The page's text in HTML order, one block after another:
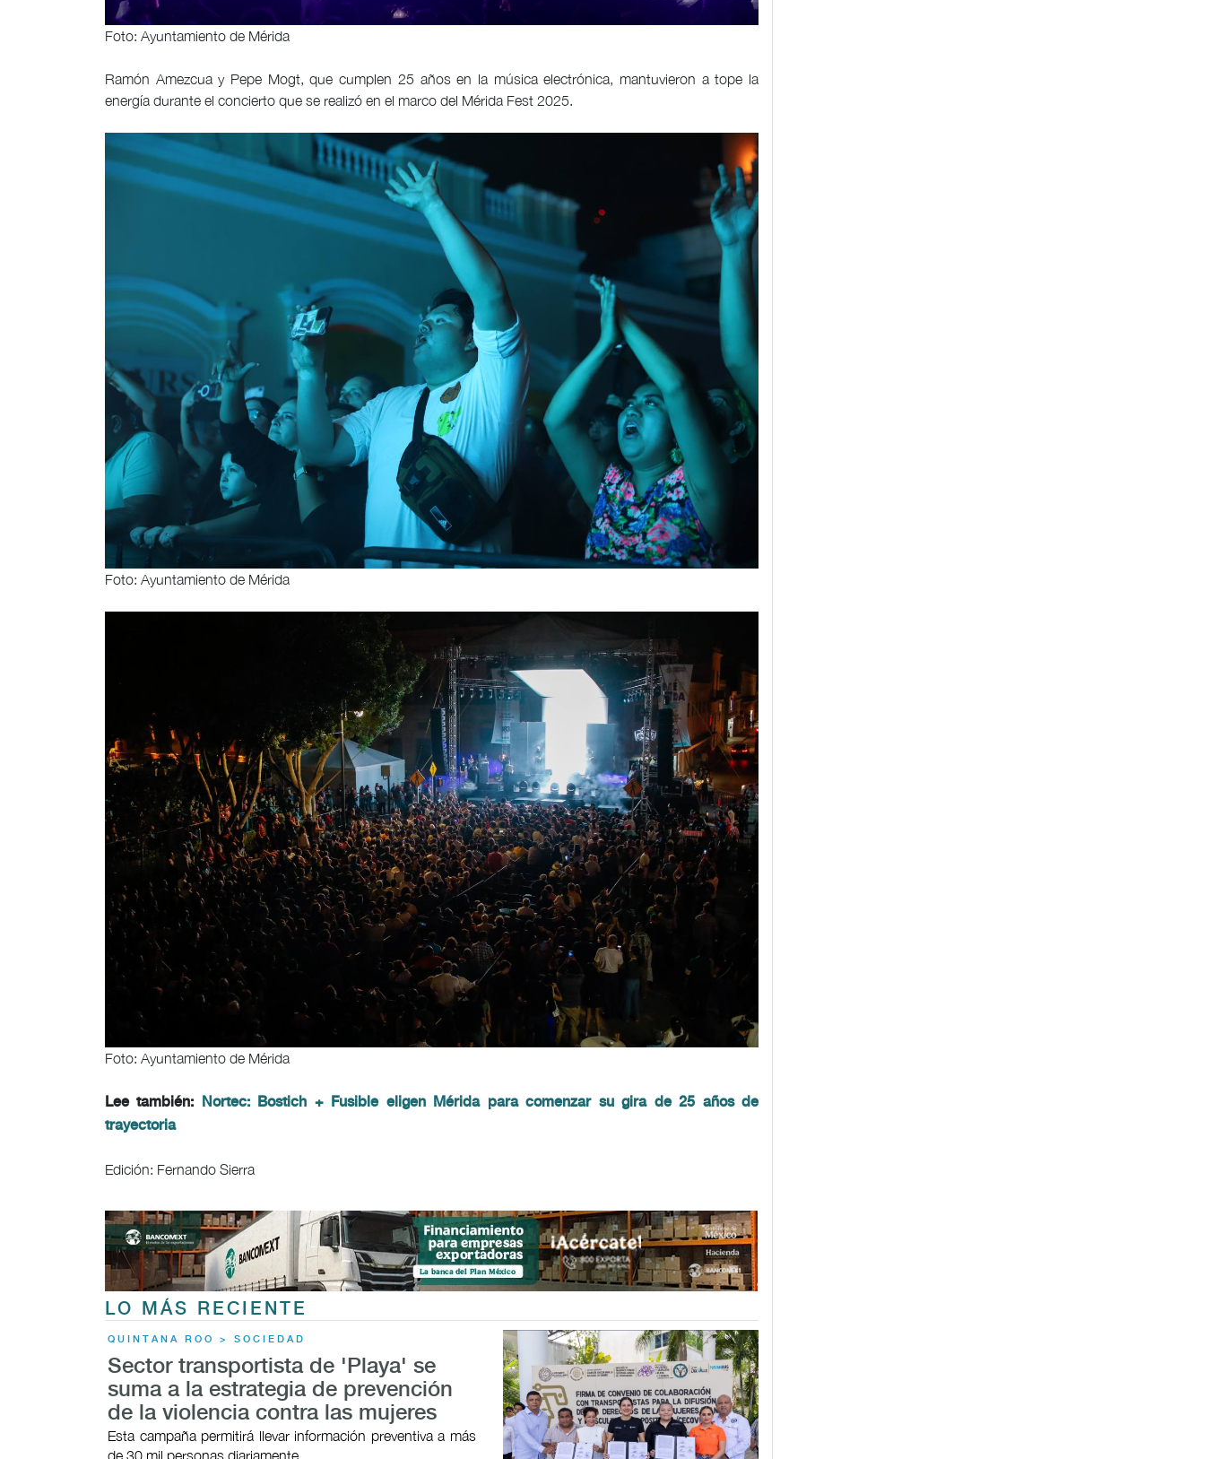
Foto: Ayuntamiento de Mérida
Ramón Amezcua y Pepe Mogt, que cumplen 25 años en la música electrónica, mantuvieron a tope la
energía durante el concierto que se realizó en el marco del Mérida Fest 2025.
Foto: Ayuntamiento de Mérida
Foto: Ayuntamiento de Mérida
Lee también:
Nortec: Bostich + Fusible eligen Mérida para comenzar su gira de 25 años de
trayectoria
Edición: Fernando Sierra
LO MÁS RECIENTE
QUINTANA ROO > SOCIEDAD
Sector transportista de 'Playa' se
suma a la estrategia de prevención
de la violencia contra las mujeres
Esta campaña permitirá llevar información preventiva a más
de 30 mil personas diariamente